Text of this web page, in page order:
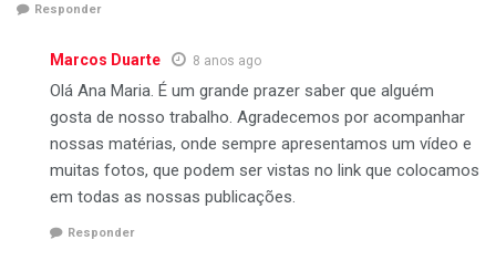
Responder
Marcos Duarte 8 anos ago
Olá Ana Maria. É um grande prazer saber que alguém
gosta de nosso trabalho. Agradecemos por acompanhar
nossas matérias, onde sempre apresentamos um vídeo e
muitas fotos, que podem ser vistas no link que colocamos
em todas as nossas publicações.
Responder